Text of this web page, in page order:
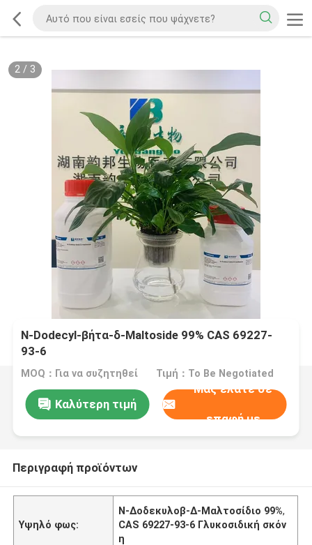
2/ 3
Ν-Dodecyl-βήτα-δ-Maltoside 99% CAS 69227-
93-6
MOQ：Για να συζητηθεί Τιμή：To Be Negotiated
Καλύτερη τιμή
Μας ελάτε σε
επαφή με
Περιγραφή προϊόντων
Υψηλό φως:
N-Δοδεκυλοβ-Δ-Μαλτοσίδιο 99%,
CAS 69227-93-6 Γλυκοσιδική σκόν
η